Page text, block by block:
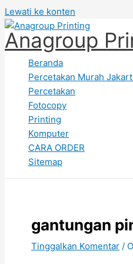
Lewati ke konten
Anagroup
Beranda
Percetakan Murah
Percetakan
Fotocopy
Printing
Komputer
CARA ORDER
Sitemap
gantungan
Tinggalkan Komentar /